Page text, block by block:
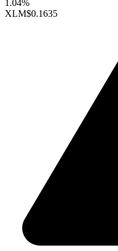
1.04%
XLM$0.1635